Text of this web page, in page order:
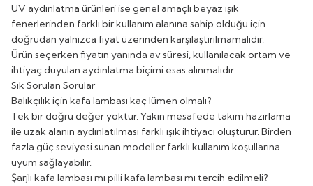
UV aydınlatma ürünleri ise genel amaçlı beyaz ışık
fenerlerinden farklı bir kullanım alanına sahip olduğu için
doğrudan yalnızca fiyat üzerinden karşılaştırılmamalıdır.
Ürün seçerken fiyatın yanında av süresi, kullanılacak ortam ve
ihtiyaç duyulan aydınlatma biçimi esas alınmalıdır.
Sık Sorulan Sorular
Balıkçılık için kafa lambası kaç lümen olmalı?
Tek bir doğru değer yoktur. Yakın mesafede takım hazırlama
ile uzak alanın aydınlatılması farklı ışık ihtiyacı oluşturur. Birden
fazla güç seviyesi sunan modeller farklı kullanım koşullarına
uyum sağlayabilir.
Şarjlı kafa lambası mı pilli kafa lambası mı tercih edilmeli?